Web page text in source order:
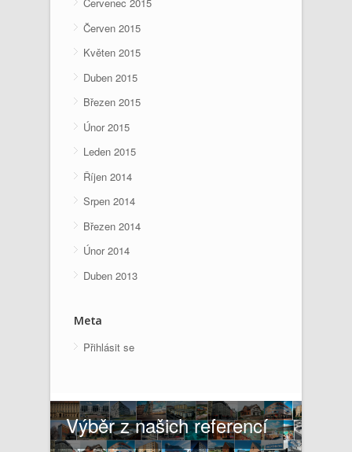
Červen 2015
Květen 2015
Duben 2015
Březen 2015
Únor 2015
Leden 2015
Říjen 2014
Srpen 2014
Březen 2014
Únor 2014
Duben 2013
Meta
Přihlásit se
Výběr z našich referencí